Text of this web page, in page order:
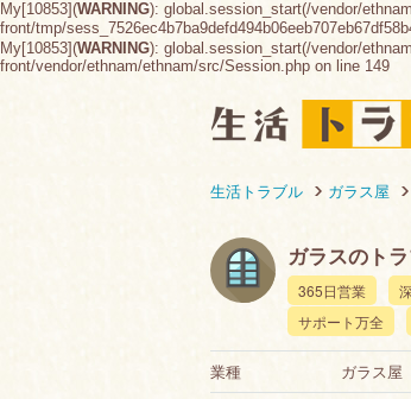
My[10853](WARNING): global.session_start(/vendor/
front/tmp/
My[10853](WARNING): global.session_start(/vendor/
front/vendor/ethnam/ethnam/src/Session.php on line 149
生活トラブル ガラス屋
ガラスのト
365日営業
サポート万全
業種
ガラス屋